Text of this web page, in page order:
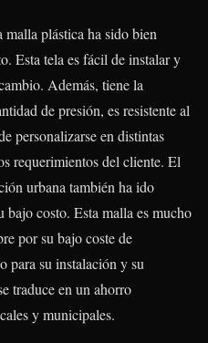
plástica ha sido bien
Esta tela es fácil de instalar y
Además, tiene la
de presión, es resistente al
personalizarse en distintas
requerimientos del cliente. El
urbana también ha ido
bajo costo. Esta malla es mucho
por su bajo coste de
para su instalación y su
traduce en un ahorro
y municipales.